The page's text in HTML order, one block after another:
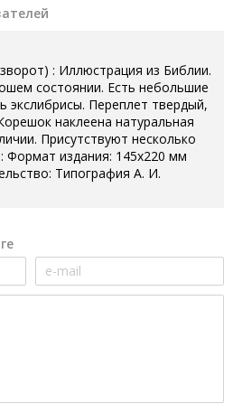
: Иллюстрация из Библии.
состоянии. Есть небольшие
экслибрисы. Переплет твердый,
наклеена натуральная
Присутствуют несколько
Формат издания: 145x220 мм
Типография А. И.